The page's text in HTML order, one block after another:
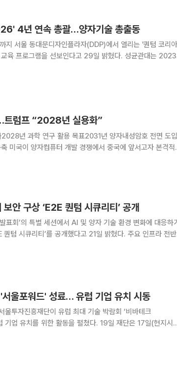
4년 연속 총괄…양자기술 총출동
지 서울 동대문디자인플라자(DDP)에서 열리는 '퀀텀 코리아
램을 선보인다고 29일 밝혔다. 성균관대는 2023년
정과 연구 성과를 소개한다
트럼프 “2028년 실용화”
년 과학 연구 활용 목표2031년 양자내성암호 전면 도입
미국이 양자컴퓨터 개발 경쟁에서 중국에 앞서고자 본격적
따른 보안 위협에 대응하는 내용
안 구상 ‘E2E 퀀텀 시큐리티’ 공개
표회’의 특별 세션에서 AI 및 양자 기술 환경 변화에 대응하기
퀀텀 시큐리티’를 공개했다고 21일 밝혔다. 주요 인프라 전반
호텔&리조트에
울포워드' 성료… 유럽 기업 유치 시동
울투자진흥재단이 유럽 최대 기술 박람회 ‘비바테크
활동을 펼쳤다. 19일 재단은 17일(현지시간)
포워드(Seoul Forwa